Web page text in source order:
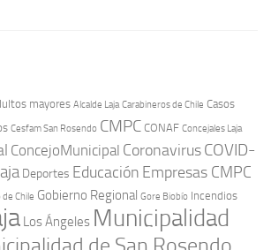
mayores Alcalde Laja Carabineros de Chile Casos
Cesfam San Rosendo CMPC CONAF Concejales Laja
ConcejoMunicipal CoronavirusCOVID-
Deportes Educación Empresas CMPC
Chile Gobierno Regional Gore Biobío Incendios
Los Ángeles Municipalidad